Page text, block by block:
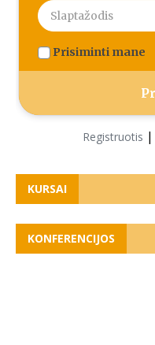
Prisiminti mane
Registruotis |
KURSAI
KONFERENCIJOS